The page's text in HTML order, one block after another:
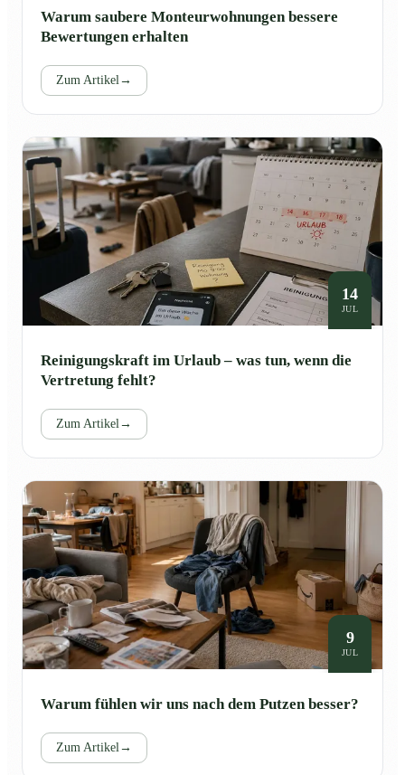
Warum saubere Monteurwohnungen bessere
Bewertungen erhalten
Zum Artikel →
14
JUL
Reinigungskraft im Urlaub – was tun, wenn die
Vertretung fehlt?
Zum Artikel →
9
JUL
Warum fühlen wir uns nach dem Putzen besser?
Zum Artikel →